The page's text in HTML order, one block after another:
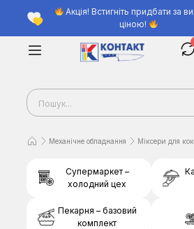
Акція! Встигніть придбати за
ціною!
Механічне обладнання Міксери для
Супермаркет –
холодний цех
Пекарня – базовий
комплект